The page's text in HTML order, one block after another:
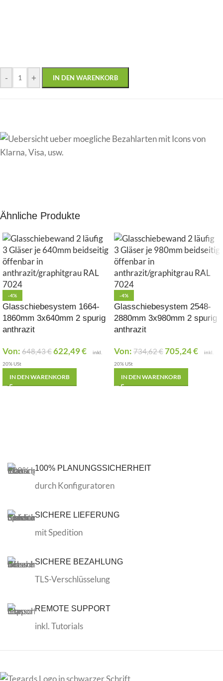
- + IN DEN WARENKORB
Ähnliche Produkte
-4%
Glasschiebesystem 1664-
1860mm 3x640mm 2 spurig
anthrazit
Von: 648,43€622,49€ inkl.
20% USt
IN DEN WARENKORB
-4%
Glasschiebesystem 2548-
2880mm 3x980mm 2 spurig
anthrazit
Von: 734,62€705,24€ inkl.
20% USt
IN DEN WARENKORB
100% PLANUNGSSICHERHEIT
durch Konfiguratoren
SICHERE LIEFERUNG
mit Spedition
SICHERE BEZAHLUNG
TLS-Verschlüsselung
REMOTE SUPPORT
inkl. Tutorials